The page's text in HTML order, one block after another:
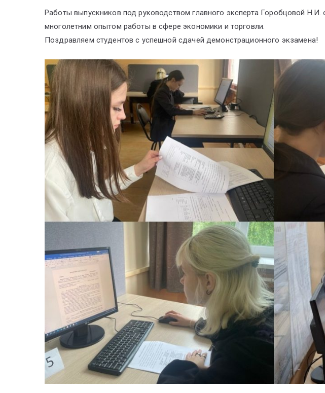
Работы выпускников под руководством главного эксперта Горобцовой
многолетним опытом работы в сфере экономики и торговли.
Поздравляем студентов с успешной сдачей демонстрационного экзамена!